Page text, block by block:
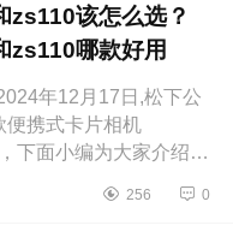
zs110该怎么选？
zs110哪款好用
年12月17日,松下公
便携式卡片相机
下面小编为大家介绍下
哪款好用 松下zs99
256 0